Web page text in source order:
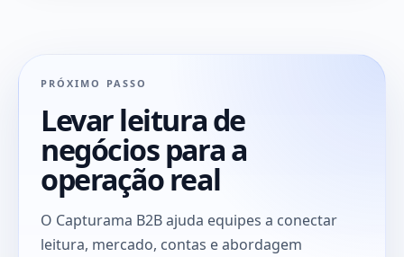
PRÓXIMO PASSO
Levar leitura de
negócios para a
operação real
O Capturama B2B ajuda equipes a conectar
leitura, mercado, contas e abordagem